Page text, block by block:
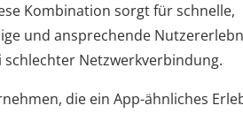
Kombination sorgt für schnelle,
und ansprechende
schlechter Netzwerkverbindung.
die ein App-ähnliches